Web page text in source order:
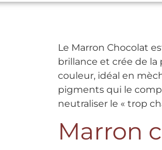
Le Marron Chocolat
brillance et crée de
couleur, idéal en
pigments qui le
neutraliser le « trop
Marron